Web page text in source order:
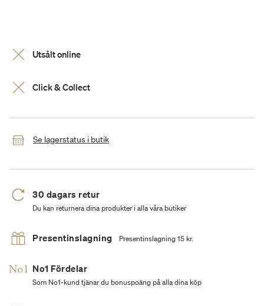
Utsålt online
Click & Collect
Se lagerstatus i butik
30 dagars retur
Du kan returnera dina produkter i alla våra butiker
Presentinslagning Presentinslagning 15 kr.
No1 Fördelar
Som No1-kund tjänar du bonuspoäng på alla dina köp